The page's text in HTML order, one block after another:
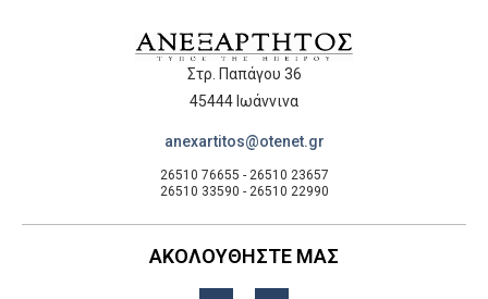
Στρ. Παπάγου 36
45444 Ιωάννινα
anexartitos@otenet.gr
26510 76655 - 26510 23657
26510 33590 - 26510 22990
ΑΚΟΛΟΥΘΗΣΤΕ ΜΑΣ